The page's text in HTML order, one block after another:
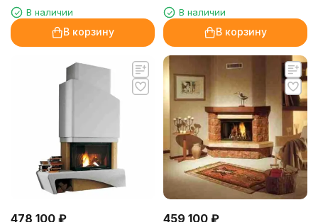
MONOBLOCCO 78 FRONT
(Palazzetti)
В наличии
В корзину
В наличии
В корзину
478 100 ₽ 459 100 ₽